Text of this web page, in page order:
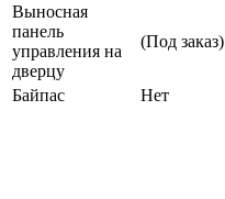
Выносная
панель
управления на
дверцу
(Под заказ)
Байпас Нет